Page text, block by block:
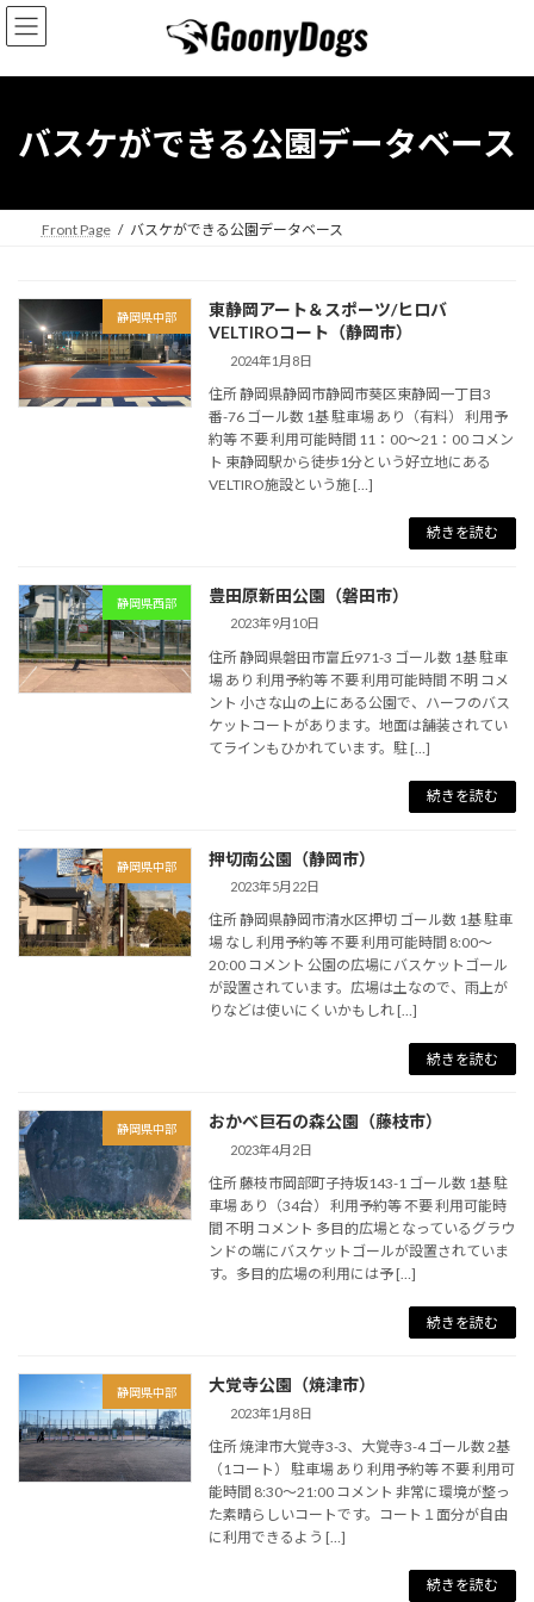
コ
ン
ン
ナ
ビ
ー
バスケができる公園データベース
Front Page バスケができる公園データベース
静岡県中部
東静岡アート＆スポーツ/ヒロバ
VELTIROコート（静岡市）
2024年1月8日
住所 静岡県静岡市静岡市葵区東静岡一丁目3
番-76 ゴール数 1基 駐車場 あり（有料） 利用予
約等 不要 利用可能時間 11：00〜21：00 コメン
ト 東静岡駅から徒歩1分という好立地にある
VELTIRO施設という施 […]
続きを読む
静岡県西部 豊田原新田公園（磐田市）
2023年9月10日
住所 静岡県磐田市富丘971-3 ゴール数 1基 駐車
場 あり 利用予約等 不要 利用可能時間 不明 コメ
ント 小さな山の上にある公園で、ハーフのバス
ケットコートがあります。地面は舗装されてい
てラインもひかれています。駐 […]
続きを読む
静岡県中部 押切南公園（静岡市）
2023年5月22日
住所 静岡県静岡市清水区押切 ゴール数 1基 駐車
場 なし 利用予約等 不要 利用可能時間 8:00～
20:00 コメント 公園の広場にバスケットゴール
が設置されています。広場は土なので、雨上が
りなどは使いにくいかもしれ […]
続きを読む
静岡県中部 おかべ巨石の森公園（藤枝市）
2023年4月2日
住所 藤枝市岡部町子持坂143-1 ゴール数 1基 駐
車場 あり（34台） 利用予約等 不要 利用可能時
間 不明 コメント 多目的広場となっているグラウ
ンドの端にバスケットゴールが設置されていま
す。多目的広場の利用には予 […]
続きを読む
静岡県中部 大覚寺公園（焼津市）
2023年1月8日
住所 焼津市大覚寺3-3、大覚寺3-4 ゴール数 2基
（1コート） 駐車場 あり 利用予約等 不要 利用可
能時間 8:30～21:00 コメント 非常に環境が整っ
た素晴らしいコートです。コート１面分が自由
に利用できるよう […]
続きを読む